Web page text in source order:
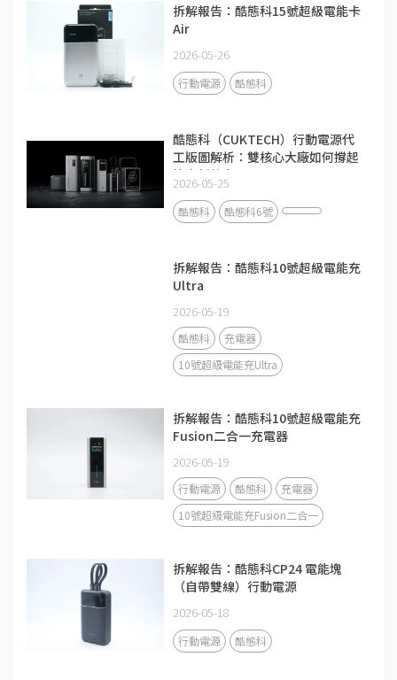
拆解報告：酷態科15號超級電能卡
Air
2026-05-26
行動電源 酷態科
酷態科（CUKTECH）行動電源代
工版圖解析：雙核心大廠如何撐起
快充新勢力？
2026-05-25
酷態科 酷態科6號
拆解報告：酷態科10號超級電能充
Ultra
2026-05-19
酷態科
充電器
10號超級電能充Ultra
拆解報告：酷態科10號超級電能充
Fusion二合一充電器
2026-05-19
行動電源 酷態科
充電器
10號超級電能充Fusion二合一
拆解報告：酷態科CP24 電能塊
（自帶雙線）行動電源
2026-05-18
行動電源 酷態科